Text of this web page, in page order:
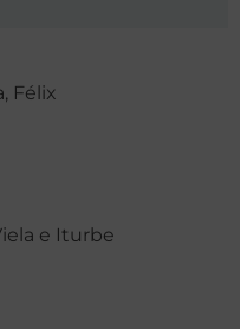
Félix
e Iturbe